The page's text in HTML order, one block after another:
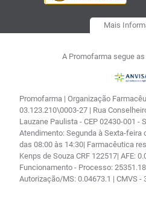
Mais
A Promofarma segue
Promofarma | Organização
03.123.210\0003-27 | Rua
Lauzane Paulista - CEP 02430-001 -
Atendimento: Segunda à Sexta-feira
das 08:00 às 14:30| Farmacêutica
Kenps de Souza CRF 122517| AFE:
Funcionamento - Processo:
Autorização/MS: 0.04673.1 | CMVS -